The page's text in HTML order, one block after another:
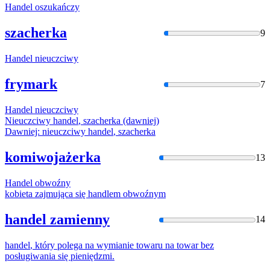
Handel oszukańczy
szacherka 9
Handel nieuczciwy
frymark 7
Handel nieuczciwy
Nieuczciwy handel, szacherka (dawniej)
Dawniej: nieuczciwy handel, szacherka
komiwojażerka 13
Handel obwoźny
kobieta zajmująca się handlem obwoźnym
handel zamienny 14
handel, który polega na wymianie towaru na towar bez
posługiwania się pieniędzmi.